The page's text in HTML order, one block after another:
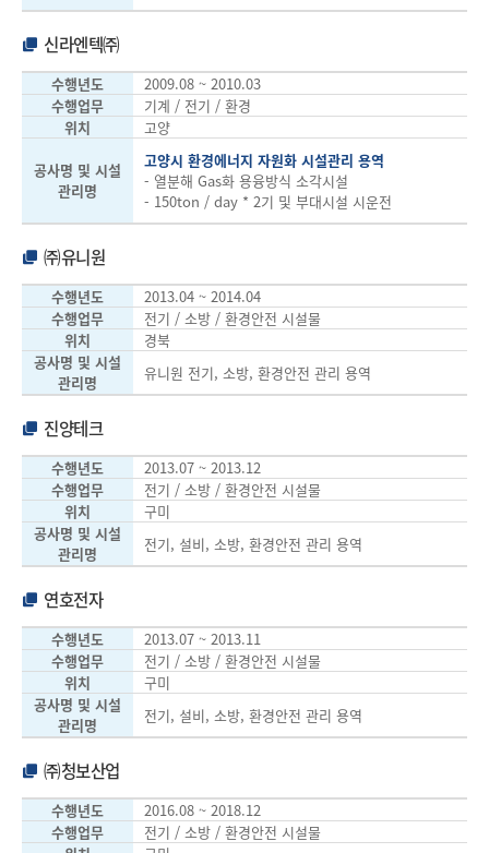
신라엔텍㈜
수행년도
2009.08 ~ 2010.03
수행업무
기계 / 전기 / 환경
위치
고양
공사명 및 시설
관리명
고양시 환경에너지 자원화 시설관리 용역
- 열분해 Gas화 용융방식 소각시설
- 150ton / day * 2기 및 부대시설 시운전
㈜유니원
수행년도
2013.04 ~ 2014.04
수행업무
전기 / 소방 / 환경안전 시설물
위치
경북
공사명 및 시설
관리명
유니원 전기, 소방, 환경안전 관리 용역
진양테크
수행년도
2013.07 ~ 2013.12
수행업무
전기 / 소방 / 환경안전 시설물
위치
구미
공사명 및 시설
관리명
전기, 설비, 소방, 환경안전 관리 용역
연호전자
수행년도
2013.07 ~ 2013.11
수행업무
전기 / 소방 / 환경안전 시설물
위치
구미
공사명 및 시설
관리명
전기, 설비, 소방, 환경안전 관리 용역
㈜청보산업
수행년도
2016.08 ~ 2018.12
수행업무
전기 / 소방 / 환경안전 시설물